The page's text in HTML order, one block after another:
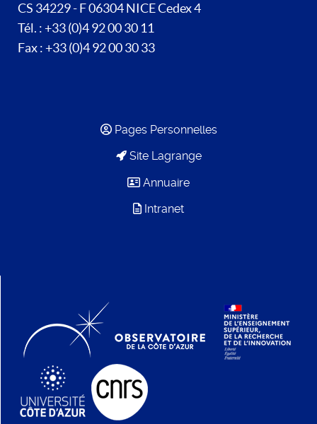
CS 34229 - F 06304 NICE Cedex 4
Tél. : +33 (0)4 92 00 30 11
Fax : +33 (0)4 92 00 30 33
Pages Personnelles
Site Lagrange
Annuaire
Intranet